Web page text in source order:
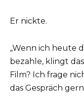
Er nickte.
„Wenn ich heute
bezahle, klingt
Film? Ich frage
das Gespräch